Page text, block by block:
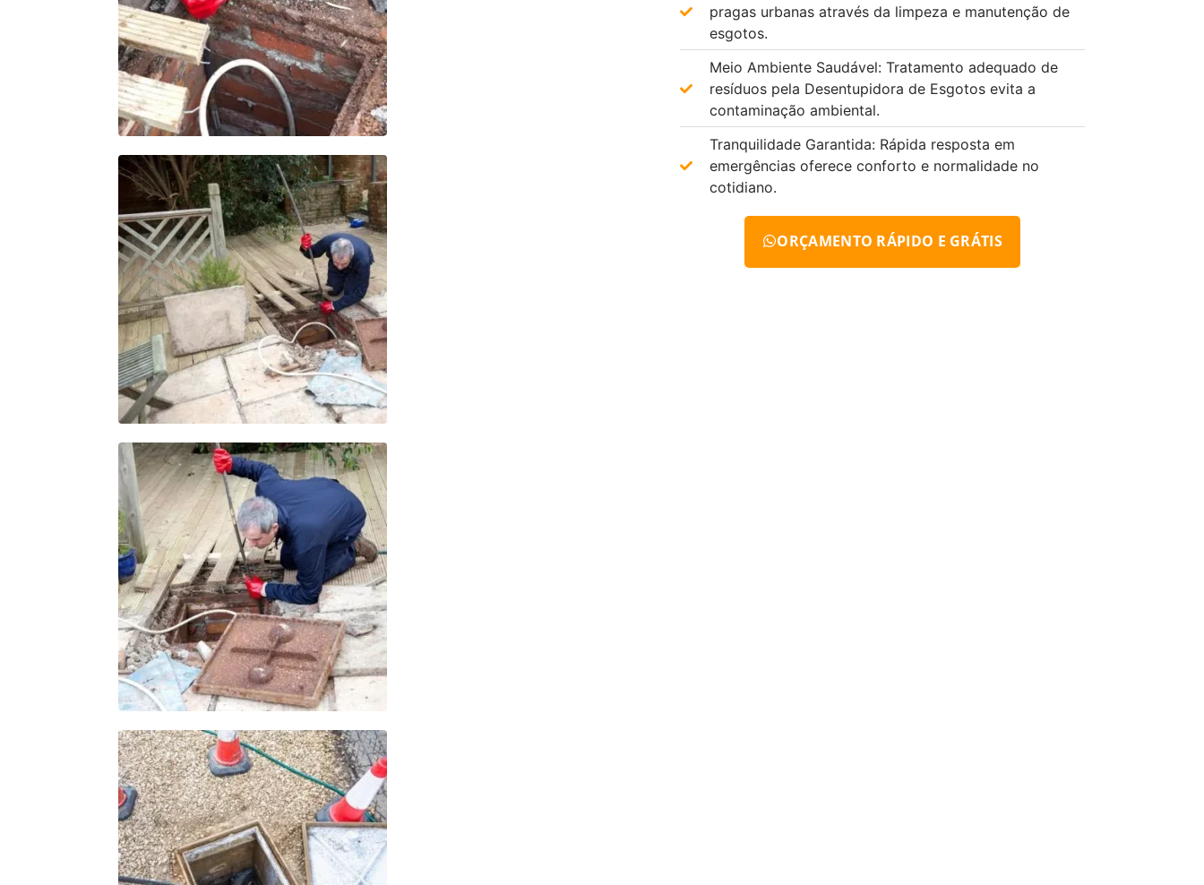
pragas urbanas através da limpeza e manutenção de
esgotos.
Meio Ambiente Saudável: Tratamento adequado de
resíduos pela Desentupidora de Esgotos evita a
contaminação ambiental.
Tranquilidade Garantida: Rápida resposta em
emergências oferece conforto e normalidade no
cotidiano.
ORÇAMENTO RÁPIDO E GRÁTIS